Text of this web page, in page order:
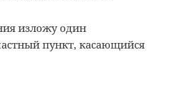
изложу один
пункт, касающийся